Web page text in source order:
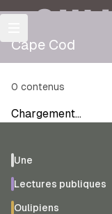
Cape Cod
0 contenus
Chargement…
Une
Lectures publiques
Oulipiens